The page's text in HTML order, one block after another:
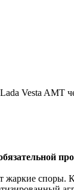
Vesta
споры.